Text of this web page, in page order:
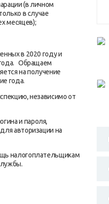
(в личном
в случае
месяцев);
в 2020 году и
года. Обращаем
на получение
года.
независимо от
и пароля,
авторизации на
налогоплательщикам